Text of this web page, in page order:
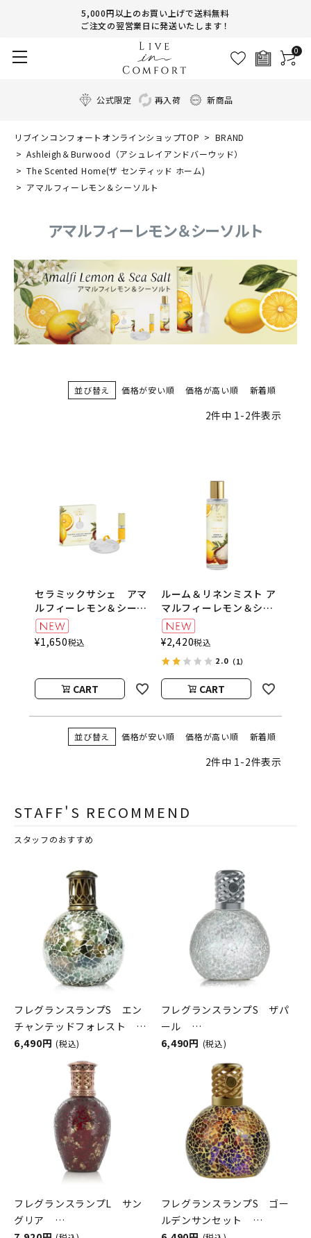
5,000円以上のお買い上げで送料無料
ご注文の翌営業日に発送いたします！
0
公式限定 再入荷 新商品
リブインコンフォートオンラインショップTOP
BRAND
Ashleigh＆Burwood（アシュレイアンドバーウッド）
The Scented Home(ザ センティッド ホーム)
アマルフィーレモン＆シーソルト
アマルフィーレモン＆シーソルト
並び替え 価格が安い順 価格が高い順 新着順
2件中 1-2件表示
セラミックサシェ アマ
ルフィーレモン＆シーソ
ルト The Scented
Home by Ashleigh＆
Burwood
¥1,650税込
CART
ルーム＆リネンミスト ア
マルフィーレモン＆シー
ソルト 100ml The
Scented Home by
Ashleigh＆Burwood
¥2,420税込
2.0（1）
CART
並び替え 価格が安い順 価格が高い順 新着順
2件中 1-2件表示
STAFF'S RECOMMEND
スタッフのおすすめ
フレグランスランプS エン
チャンテッドフォレスト
ASHLEIGH&BURWOOD（ア
シュレイアンドバーウッド）
6,490円 (税込)
フレグランスランプS ザパ
ール
ASHLEIGH&BURWOOD（ア
6,490円 (税込)
フレグランスランプL サン
グリア
フレグランスランプS ゴー
ルデンサンセット